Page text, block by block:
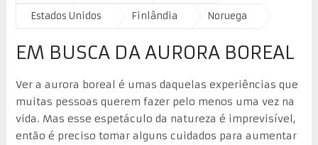
Estados Unidos Finlândia Noruega
EM BUSCA DA AURORA BOREAL
Ver a aurora boreal é umas daquelas experiências que
muitas pessoas querem fazer pelo menos uma vez na
vida. Mas esse espetáculo da natureza é imprevisível,
então é preciso tomar alguns cuidados para aumentar